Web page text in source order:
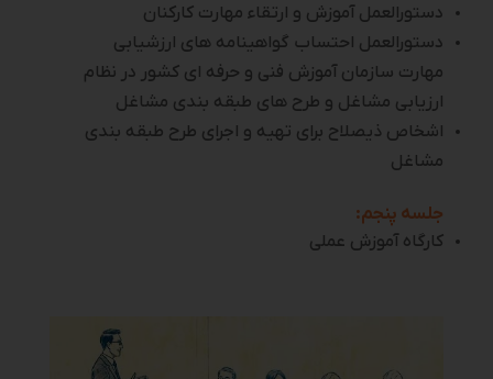
دستورالعمل آموزش و ارتقاء مهارت کارکنان
دستورالعمل احتساب گواهینامه های ارزشیابی
مهارت سازمان آموزش فنی و حرفه ای کشور در نظام
ارزیابی مشاغل و طرح های طبقه بندی مشاغل
اشخاص ذیصلاح برای تهیه و اجرای طرح طبقه بندی
مشاغل
جلسه پنجم:
کارگاه آموزش عملی